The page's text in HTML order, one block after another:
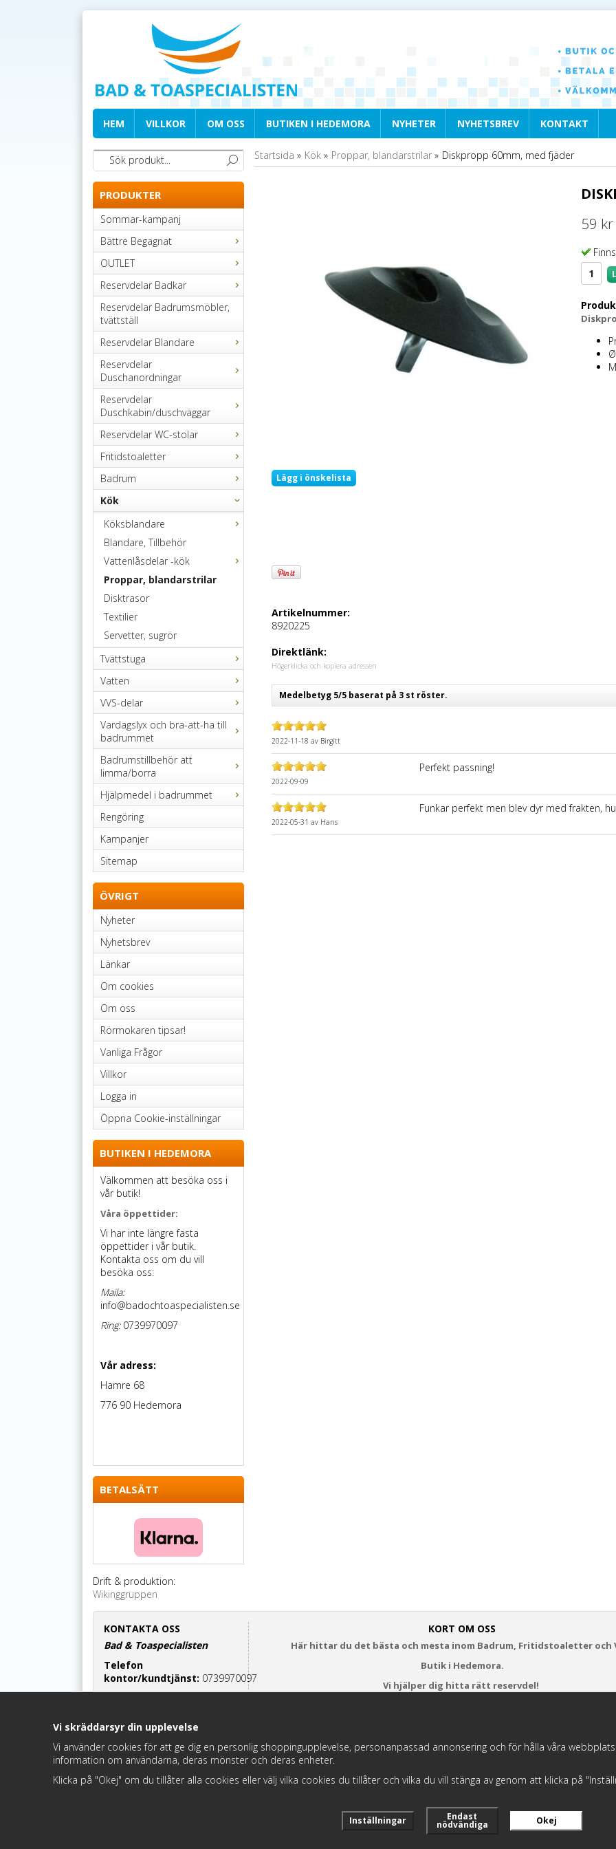
HEM VILLKOR OM OSS BUTIKEN I HEDEMORA NYHETER NYHETSBREV KONTAKT
PRODUKTER
Sommar-kampanj
Bättre Begagnat
OUTLET
Reservdelar Badkar
Reservdelar Badrumsmöbler,
tvättställ
Reservdelar Blandare
Reservdelar
Duschanordningar
Reservdelar
Duschkabin/duschväggar
Reservdelar WC-stolar
Fritidstoaletter
Badrum
Kök
Köksblandare
Blandare, Tillbehör
Vattenlåsdelar -kök
Proppar, blandarstrilar
Disktrasor
Textilier
Servetter, sugrör
Tvättstuga
Vatten
VVS-delar
Vardagslyx och bra-att-ha till
badrummet
Badrumstillbehör att
limma/borra
Hjälpmedel i badrummet
Rengöring
Kampanjer
Sitemap
ÖVRIGT
Nyheter
Nyhetsbrev
Länkar
Om cookies
Om oss
Rörmokaren tipsar!
Vanliga Frågor
Villkor
Logga in
Öppna Cookie-inställningar
BUTIKEN I HEDEMORA
Välkommen att besöka oss i
vår butik!
Våra öppettider:
Vi har inte längre fasta
öppettider i vår butik.
Kontakta oss om du vill
besöka oss:
Maila:
info@badochtoaspecialisten.se
Ring:0739970097
Vår adress:
Hamre 68
776 90 Hedemora
BETALSÄTT
Drift & produktion:
Wikinggruppen
Startsida » Kök» Proppar, blandarstrilar» Diskpropp 60mm, med fjäder
Lägg i önskelista
Artikelnummer:
8920225
Direktlänk:
Högerklicka och kopiera adressen
59 kr
Medelbetyg 5/5 baserat på 3 st röster.
2022-11-18 av Birgitt
2022-09-09
Perfekt passning!
2022-05-31 av Hans
Funkar perfekt men blev dyr med frakten,
KONTAKTA OSS
Bad & Toaspecialisten
Telefon
kontor/kundtjänst: 0739970097
Maila oss:
info@badochtoaspecialisten.se
Besök oss:Hamre 68,
Hedemora
KORT OM OSS
Här hittar du det bästa och mesta inom Badrum, Fritidstoaletter och
Butik i Hedemora.
Vi hjälper dig hitta rätt reservdel!
Vi skräddarsyr din upplevelse
Vi använder cookies för att ge dig en personlig shoppingupplevelse, personanpassad annonsering och för hålla våra
information om användarna, deras mönster och deras enheter.
Klicka på "Okej" om du tillåter alla cookies eller välj vilka cookies du tillåter och vilka du vill stänga av genom att klicka på
Inställningar Endast
nödvändiga Okej